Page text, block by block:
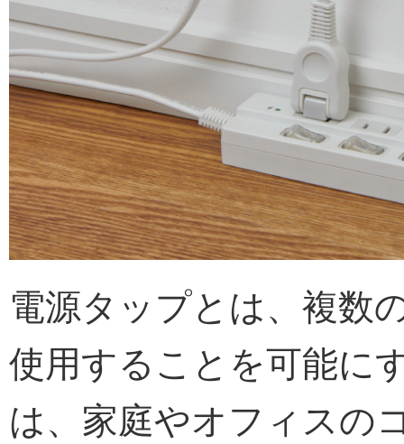
電源タップとは、複数
使用することを可能に
は、家庭やオフィスの